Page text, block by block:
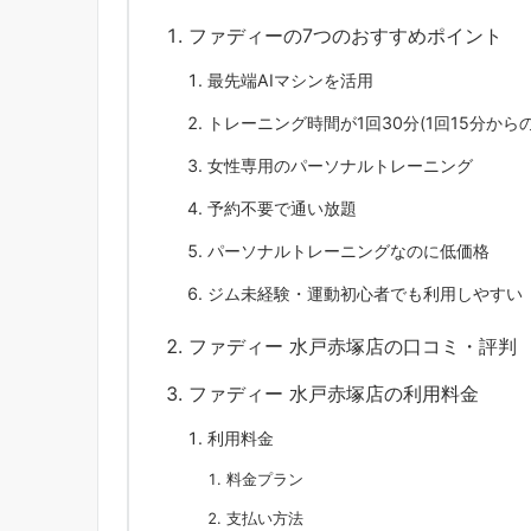
ファディーの7つのおすすめポイント
最先端AIマシンを活用
トレーニング時間が1回30分(1回15分から
女性専用のパーソナルトレーニング
予約不要で通い放題
パーソナルトレーニングなのに低価格
ジム未経験・運動初心者でも利用しやすい
ファディー 水戸赤塚店の口コミ・評判
ファディー 水戸赤塚店の利用料金
利用料金
料金プラン
支払い方法